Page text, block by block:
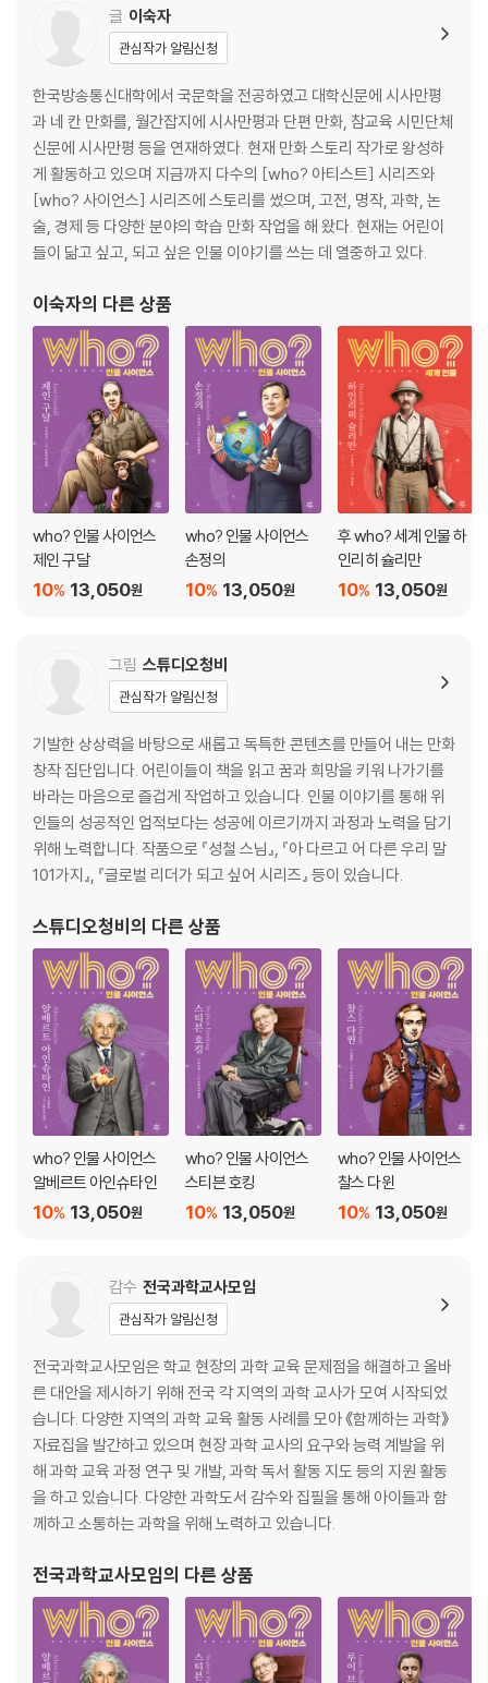
통합지식+ 5. 원소와 마리 퀴리
6. 라듐의 발견
통합지식+ 6. 퀴리 가문 사람들
7. 마지막 투혼
어린이 진로 탐색 ‘화학자’
연표
찾아보기
글 이숙자
관심작가 알림신청
한국방송통신대학에서 국문학을 전공하였고 대학신문에 시사만평
과 네 칸 만화를, 월간잡지에 시사만평과 단편 만화, 참교육 시민단체
신문에 시사만평 등을 연재하였다. 현재 만화 스토리 작가로 왕성하
게 활동하고 있으며 지금까지 다수의 [who? 아티스트] 시리즈와
[who? 사이언스] 시리즈에 스토리를 썼으며, 고전, 명작, 과학, 논
술, 경제 등 다양한 분야의 학습 만화 작업을 해 왔다. 현재는 어린이
들이 닮고 싶고, 되고 싶은 인물 이야기를 쓰는 데 열중하고 있다.
이숙자의 다른 상품
who? 인물 사이언스
제인 구달
13,050원
10%
who? 인물 사이언스
손정의
13,050원
10%
후 who? 세계 인물 하
인리히 슐리만
13,050원
10%
그림 스튜디오청비
관심작가 알림신청
기발한 상상력을 바탕으로 새롭고 독특한 콘텐츠를 만들어 내는 만화
창작 집단입니다. 어린이들이 책을 읽고 꿈과 희망을 키워 나가기를
바라는 마음으로 즐겁게 작업하고 있습니다. 인물 이야기를 통해 위
인들의 성공적인 업적보다는 성공에 이르기까지 과정과 노력을 담기
위해 노력합니다. 작품으로 『성철 스님』, 『아 다르고 어 다른 우리 말
101가지』, 『글로벌 리더가 되고 싶어 시리즈』 등이 있습니다.
스튜디오청비 의 다른 상품
who? 인물 사이언스
알베르트 아인슈타인
13,050원
10%
who? 인물 사이언스
스티븐 호킹
13,050원
10%
who? 인물 사이언스
찰스 다윈
13,050원
10%
감수 전국과학교사모임
관심작가 알림신청
전국과학교사모임은 학교 현장의 과학 교육 문제점을 해결하고 올바
른 대안을 제시하기 위해 전국 각 지역의 과학 교사가 모여 시작되었
습니다. 다양한 지역의 과학 교육 활동 사례를 모아 《함께하는 과학》
자료집을 발간하고 있으며 현장 과학 교사의 요구와 능력 계발을 위
해 과학 교육 과정 연구 및 개발, 과학 독서 활동 지도 등의 지원 활동
을 하고 있습니다. 다양한 과학도서 감수와 집필을 통해 아이들과 함
께하고 소통하는 과학을 위해 노력하고 있습니다.
전국과학교사모임의 다른 상품